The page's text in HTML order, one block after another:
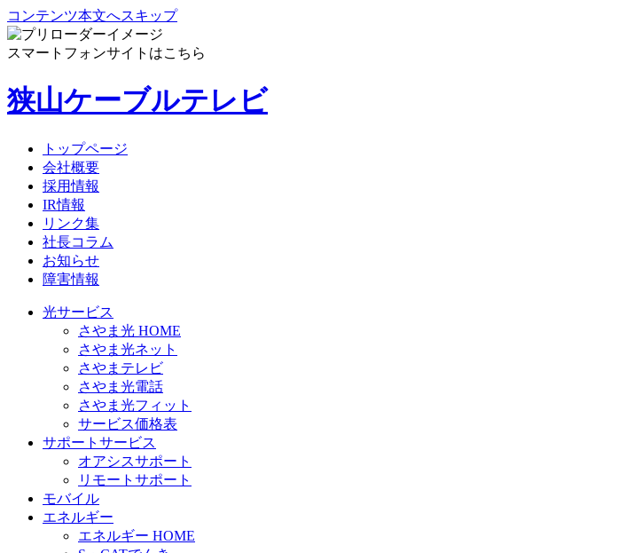
コンテンツ本文へスキップ
スマートフォンサイトはこちら
狭山ケーブルテレビ
トップページ
会社概要
採用情報
IR情報
リンク集
社長コラム
お知らせ
障害情報
光サービス
さやま光 HOME
さやま光ネット
さやまテレビ
さやま光電話
さやま光フィット
サービス価格表
サポートサービス
オアシスサポート
リモートサポート
モバイル
エネルギー
エネルギー HOME